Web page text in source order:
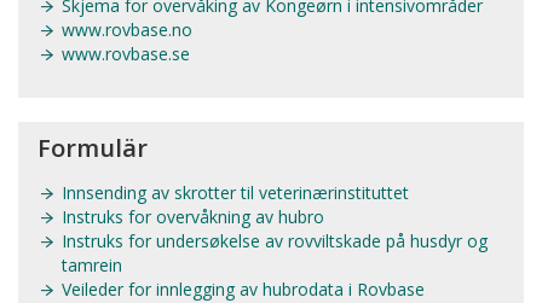
Skjema for overvåking av Kongeørn i intensivområder
www.rovbase.no
www.rovbase.se
Formulär
Innsending av skrotter til veterinærinstituttet
Instruks for overvåkning av hubro
Instruks for undersøkelse av rovviltskade på husdyr og
tamrein
Veileder for innlegging av hubrodata i Rovbase